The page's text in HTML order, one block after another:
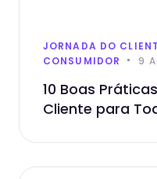
JORNADA DO
CONSUMIDOR
9
10 Boas
Cliente para